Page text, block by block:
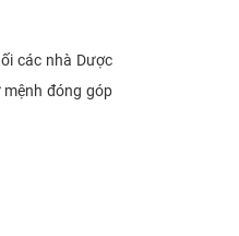
các nhà Dược
mệnh đóng góp